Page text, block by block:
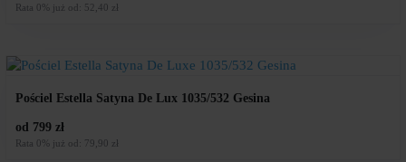
cena
cena
Rata 0% już od: 52,40 zł
Pościel Estella Satyna De Lux 1035/532 Gesina
od 799 zł
Rata 0% już od: 79,90 zł